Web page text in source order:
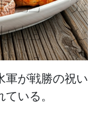
軍が戦勝の祝い
いる。